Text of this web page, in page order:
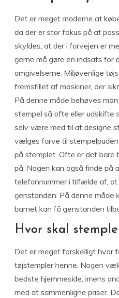
Det er meget moderne at
da der er stor fokus på at
skyldes, at der i forvejen er
gerne må gøre en indsats for
omgivelserne. Miljøvenlige
fremstillet af maskiner, der
På denne måde behøves
stempel så ofte eller udskifte
selv være med til at designe
vælges farve til
på stemplet. Ofte er det bare
på. Nogen kan også finde på
telefonnummer i tilfælde af,
genstanden. På denne måde
barnet kan få genstanden
Hvor skal
Det er meget forskelligt hvor
tøjstempler henne. Nogen
bedste hjemmeside, imens
med at sammenligne priser.